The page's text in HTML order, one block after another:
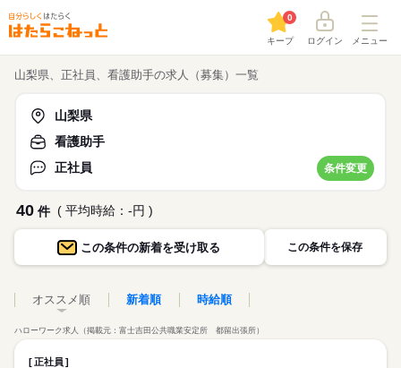
キープ
0
ログイン メニュー
山梨県、正社員、看護助手の求人（募集）一覧
山梨県
看護助手
正社員
条件変更
40 件 ( 平均時給：-円 )
この条件の新着を受け取る この条件を保存
オススメ順 新着順 時給順
ハローワーク求人（掲載元：富士吉田公共職業安定所 都留出張所）
正社員